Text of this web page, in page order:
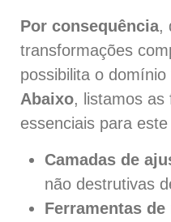
Por consequência,
transformações
possibilita o
Abaixo, listamos as
essenciais para
Camadas de
não destrutivas
Ferramentas de